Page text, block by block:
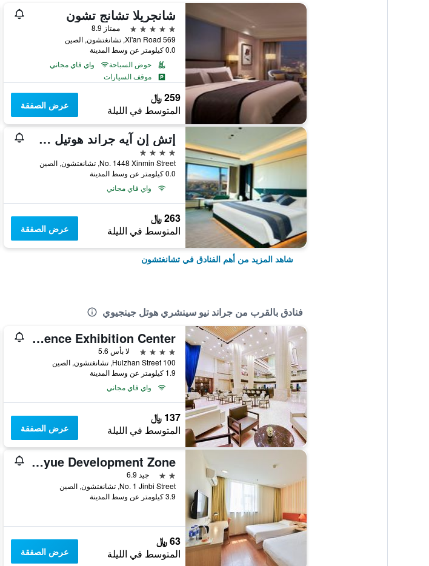
شانجريلا تشانج تشون
5 نجوم
ممتاز 8.9
569 Xi'an Road, تشانغتشون, الصين
0.0 كيلومتر عن وسط المدينة
حوض السباحة
واي فاي مجاني
موقف السيارات
259 ﷼
المتوسط في الليلة عرض الصفقة
إتش إن آيه جراند هوتيل شانغبايشان شانغشون
4 نجوم
No. 1448 Xinmin Street, تشانغتشون, الصين
0.0 كيلومتر عن وسط المدينة
واي فاي مجاني
263 ﷼
المتوسط في الليلة عرض الصفقة
شاهد المزيد من أهم الفنادق في تشانغتشون
فنادق بالقرب من جراند نيو سينشري هوتل جينجيوي
International Conference Exhibition Center
4 نجوم
لا بأس 5.6
100 Huizhan Street, تشانغتشون, الصين
1.9 كيلومتر عن وسط المدينة
واي فاي مجاني
137 ﷼
المتوسط في الليلة عرض الصفقة
Home Inn Changchun Jingyue Development Zone
2 نجمتين
جيد 6.9
No. 1 Jinbi Street, تشانغتشون, الصين
3.9 كيلومتر عن وسط المدينة
63 ﷼
المتوسط في الليلة عرض الصفقة